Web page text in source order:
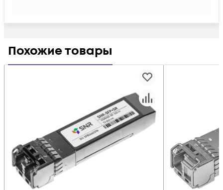
Похожие товары